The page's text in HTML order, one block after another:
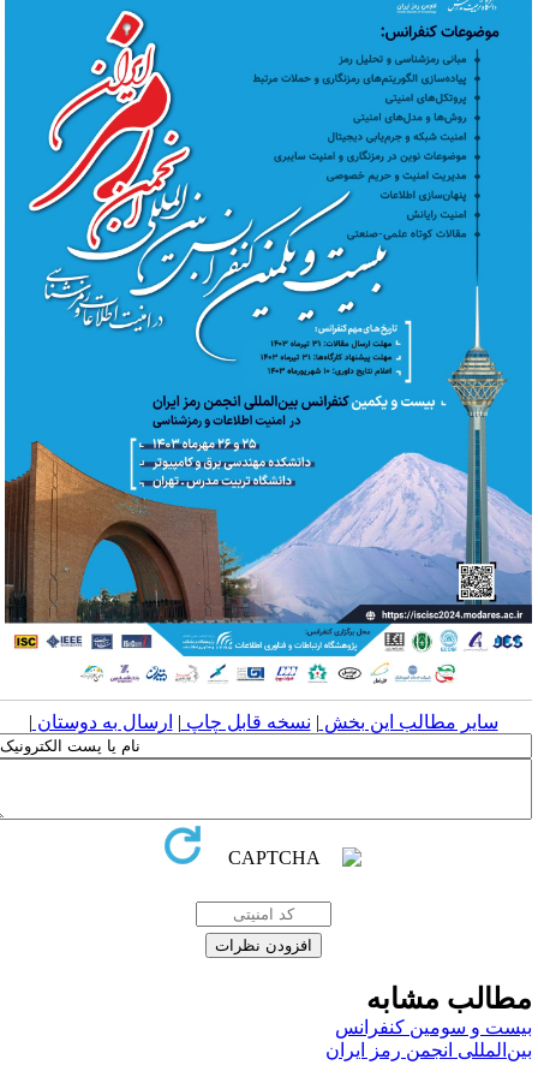
سایر مطالب این بخش | نسخه قابل چاپ| ارسال به دوستان|
مشابه
و سومین کنفرانس
انجمن رمز ایران